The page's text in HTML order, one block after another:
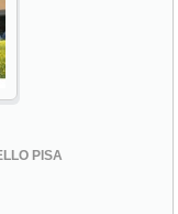
PISA